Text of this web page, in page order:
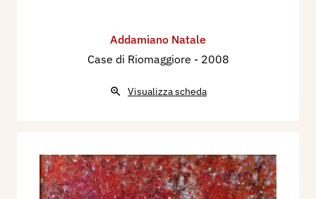
Addamiano Natale
Case di Riomaggiore - 2008
Visualizza scheda